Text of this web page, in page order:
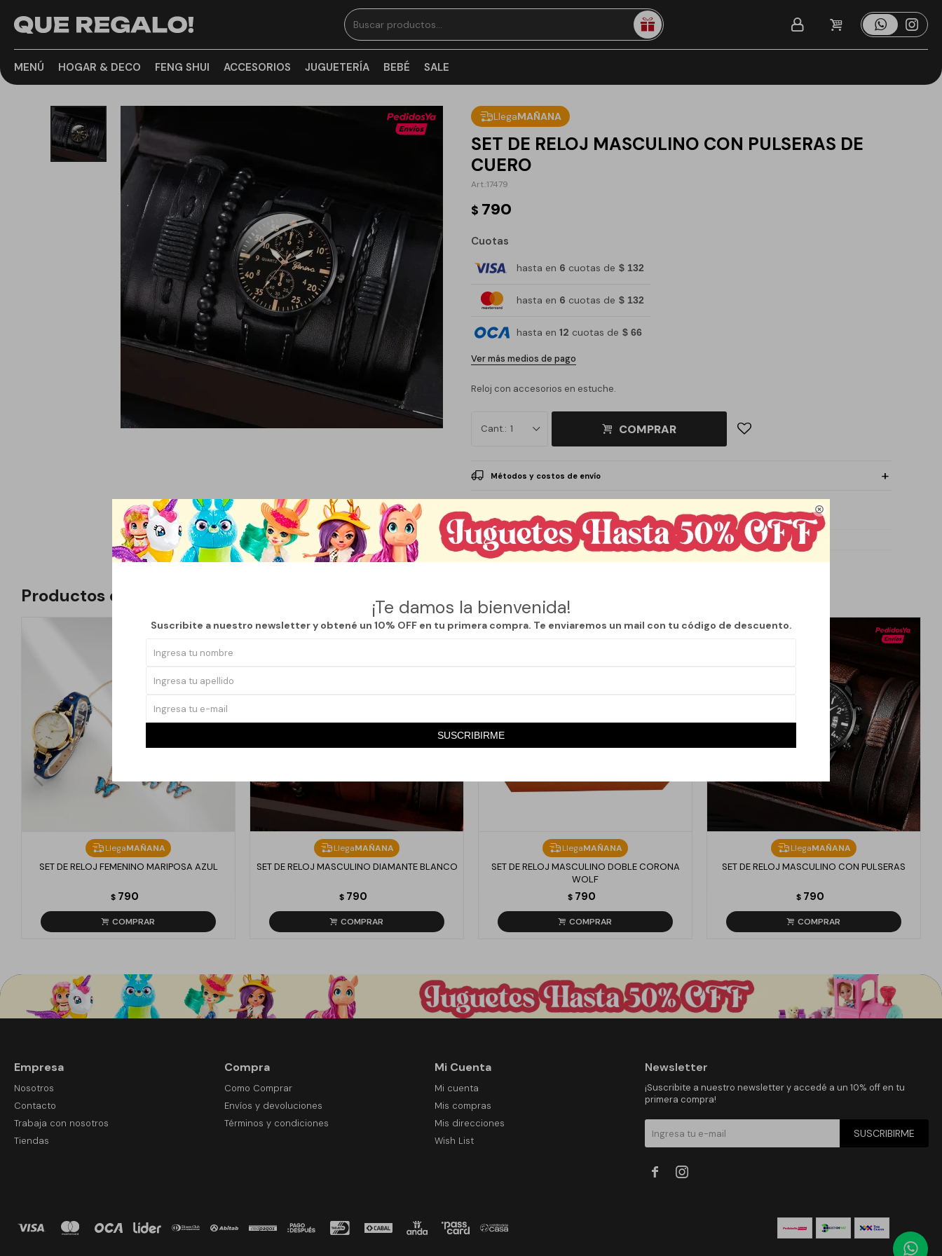

¡Te damos la bienvenida!
Suscribite a nuestro newsletter y obtené un 10% OFF en tu primera compra. Te enviaremos un mail con tu código de descuento.
SUSCRIBIRME
MENÚ HOGAR & DECO FENG SHUI ACCESORIOS JUGUETERÍA BEBÉ SALE
LlegaMAÑANA
SET DE RELOJ MASCULINO CON PULSERAS DE
CUERO
17479
$ 790
Cuotas
hasta en 6 cuotas de $ 132
hasta en 6 cuotas de $ 132
hasta en 12 cuotas de $ 66
Ver más medios de pago
Reloj con accesorios en estuche.
1 COMPRAR
Métodos y costos de envío
CARACTERÍSTICAS
Género Hombre
Productos que te pueden interesar
LlegaMAÑANA
SET DE RELOJ FEMENINO MARIPOSA AZUL
$ 790
LlegaMAÑANA
SET DE RELOJ MASCULINO DIAMANTE BLANCO
$ 790
LlegaMAÑANA
SET DE RELOJ MASCULINO DOBLE CORONA
WOLF
$ 790
LlegaMAÑANA
SET DE RELOJ MASCULINO CON PULSERAS
$ 790
Empresa
Nosotros
Contacto
Trabaja con nosotros
Tiendas
Compra
Como Comprar
Envíos y devoluciones
Términos y condiciones
Mi Cuenta
Mi cuenta
Mis compras
Mis direcciones
Wish List
Newsletter
¡Suscribite a nuestro newsletter y accedé a un 10% off en tu
primera compra!
SUSCRIBIRME
 